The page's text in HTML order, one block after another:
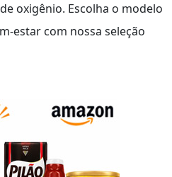
oxigênio. Escolha o modelo
estar com nossa seleção